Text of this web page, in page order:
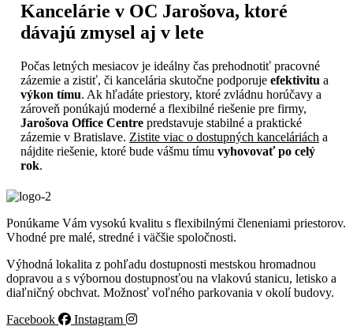
Kancelárie v OC Jarošova, ktoré
dávajú zmysel aj v lete
Počas letných mesiacov je ideálny čas prehodnotiť pracovné
zázemie a zistiť, či kancelária skutočne podporuje efektivitu a
výkon tímu. Ak hľadáte priestory, ktoré zvládnu horúčavy a
zároveň ponúkajú moderné a flexibilné riešenie pre firmy,
Jarošova Office Centre predstavuje stabilné a praktické
zázemie v Bratislave. Zistite viac o dostupných kanceláriách a
nájdite riešenie, ktoré bude vášmu tímu vyhovovať po celý
rok.
Ponúkame Vám vysokú kvalitu s flexibilnými členeniami priestorov.
Vhodné pre malé, stredné i väčšie spoločnosti.
Výhodná lokalita z pohľadu dostupnosti mestskou hromadnou
dopravou a s výbornou dostupnosťou na vlakovú stanicu, letisko a
diaľničný obchvat. Možnosť voľného parkovania v okolí budovy.
Facebook
Instagram